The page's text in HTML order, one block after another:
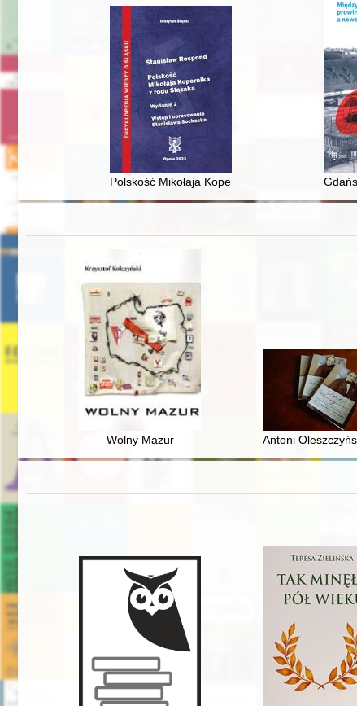
Polskość Mikołaja Kopernika z rodu Ślązaka
Wolny Mazur Antoni